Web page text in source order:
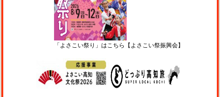
「よさこい祭り」はこちら【よさこい祭振興会】